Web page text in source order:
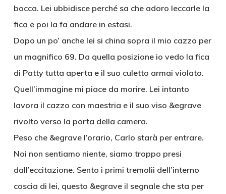
bocca. Lei ubbidisce perché sa che adoro leccarle la
fica e poi la fa andare in estasi.
Dopo un po’ anche lei si china sopra il mio cazzo per
un magnifico 69. Da quella posizione io vedo la fica
di Patty tutta aperta e il suo culetto armai violato.
Quell’immagine mi piace da morire. Lei intanto
lavora il cazzo con maestria e il suo viso &egrave
rivolto verso la porta della camera.
Peso che &egrave l’orario, Carlo starà per entrare.
Noi non sentiamo niente, siamo troppo presi
dall’eccitazione. Sento i primi tremolii dell’interno
coscia di lei, questo &egrave il segnale che sta per